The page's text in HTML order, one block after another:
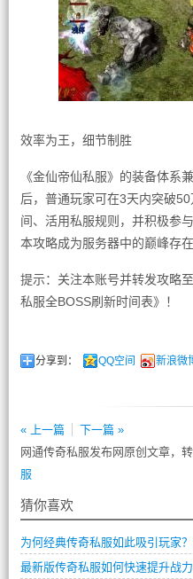
效率为王，细节制胜
《金仙帝仙私服》的装备体系
后，普通玩家可在3天内突破
间、活用私服规则，并积极参
本攻略成为服务器中的巅峰存在
提示：关注本账号并转发攻略
私服全BOSS刷新时间表》！
分享到： QQ空间 新浪微
« 上一篇
下一篇 »
网通传奇私服发布网原创文章，
服
猜你喜欢
为何经典传奇私服如此吸引玩家
最新版传奇私服如何快速提升战力